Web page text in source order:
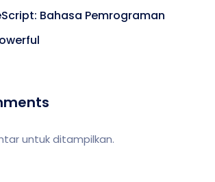
Bahasa Pemrograman
untuk ditampilkan.